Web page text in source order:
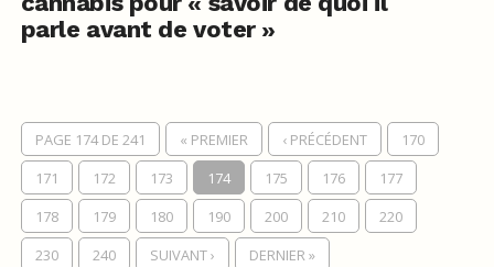
parle avant de voter »
PAGE 174 DE 241 « PREMIER ‹ PRÉCÉDENT
170
171
172 173 174 175 176
177
178
179 180 190 200 210
220
230
240 SUIVANT › DERNIER »